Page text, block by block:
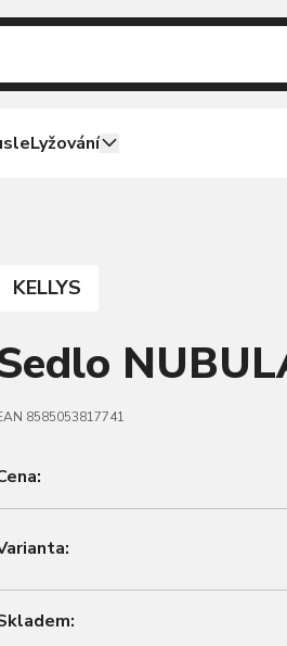
Lyžování
KELLYS
8585053817741